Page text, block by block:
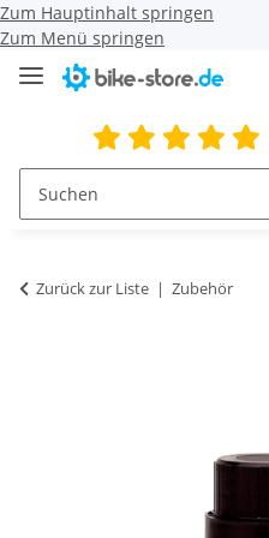
Zum Hauptinhalt springen
Zum Menü springen
Zurück zur Liste Zubehör